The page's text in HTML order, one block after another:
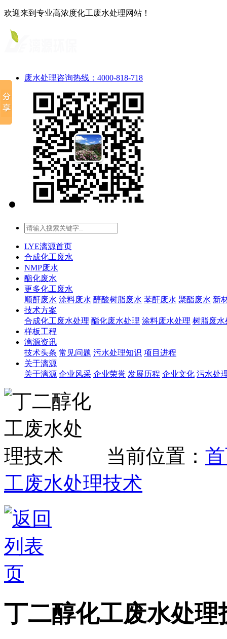
欢迎来到专业高浓度化工废水处理网站！
废水处理咨询热线：4000-818-718
LYE漓源首页
合成化工废水
NMP废水
酯化废水
更多化工废水
顺酐废水 涂料废水 醇酸树脂废水 苯酐废水 聚酯废水 新
技术方案
合成化工废水处理 酯化废水处理 涂料废水处理 树脂废水
样板工程
漓源资讯
技术头条 常见问题 污水处理知识 项目进程
关于漓源
关于漓源 企业风采 企业荣誉 发展历程 企业文化 污水处
当前位置：
工废水处理技术
丁二醇化工废水处理